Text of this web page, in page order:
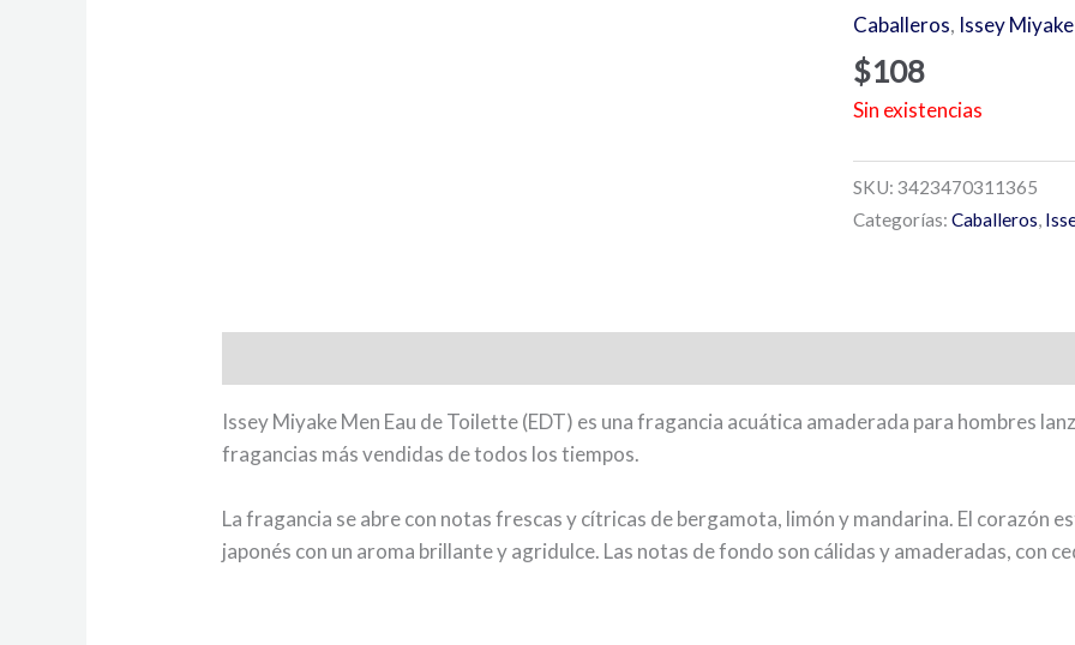
Caballeros, Issey Miyake
$108
Sin existencias
SKU: 3423470311365
Categorías: Caballeros,
Issey Miyake Men Eau de Toilette (EDT) es una fragancia acuática amaderada para hombres
fragancias más vendidas de todos los tiempos.
La fragancia se abre con notas frescas y cítricas de bergamota, limón y mandarina. El corazón
japonés con un aroma brillante y agridulce. Las notas de fondo son cálidas y amaderadas, con